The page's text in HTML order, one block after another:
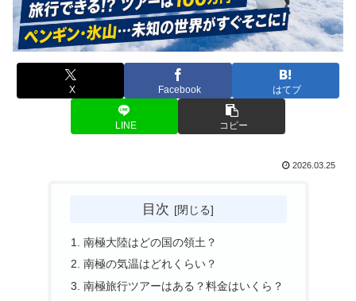
X Facebook はてブ
LINE コピー
2026.03.25
目次
南極大陸はどの国の領土？
南極の気温はどれくらい？
南極旅行ツアーはある？料金はいくら？